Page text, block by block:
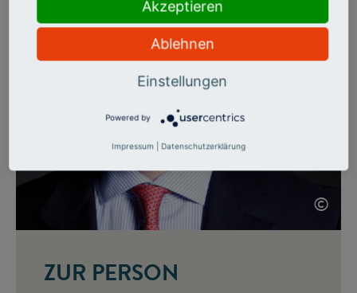
©
ZUR PERSON
Akzeptieren
Ablehnen
Einstellungen
Powered by
Impressum Datenschutzerklärung